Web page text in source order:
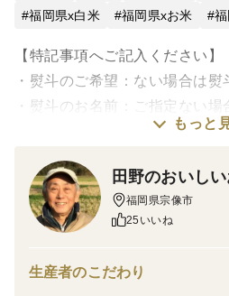
福岡県x白米 福岡県xお米
【特記事項へご記入ください】
・熨斗のご希望：ない場合は熨
・熨斗のお名前：ご指定ない
〜SDGsについて〜
農薬・除草剤・化学肥料を使わ
ガイ（ジャンボタニシ）に任せ
す。
もっと
田野のおいし
福岡県宗像市
25いいね
生産者のこだわり